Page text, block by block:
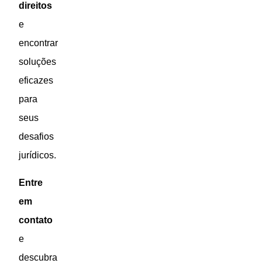
direitos
e
encontrar
soluções
eficazes
para
seus
desafios
jurídicos.
Entre
em
contato
e
descubra